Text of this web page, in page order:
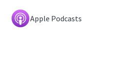
Apple Podcasts